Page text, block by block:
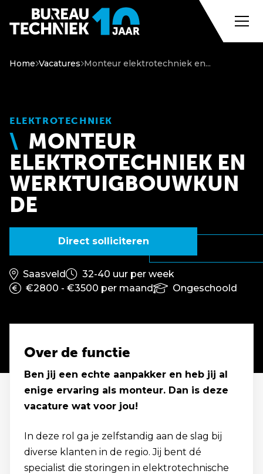
Home Vacatures Monteur elektrotechniek en...
ELEKTROTECHNIEK
MONTEUR
ELEKTROTECHNIEK EN
WERKTUIGBOUWKUN
DE
Direct solliciteren
Saasveld
32-40 uur per week
€2800 - €3500 per maand
Ongeschoold
Over de functie
Ben jij een echte aanpakker en heb jij al
enige ervaring als monteur. Dan is deze
vacature wat voor jou!
In deze rol ga je zelfstandig aan de slag bij
diverse klanten in de regio. Jij bent dé
specialist die storingen in elektrotechnische